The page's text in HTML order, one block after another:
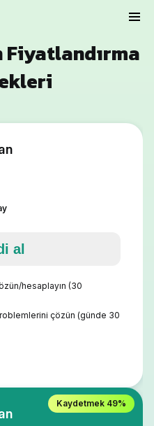
Fiyatlandırma
al
hesaplayın (30
çözün (günde 30
Kaydetmek 49%